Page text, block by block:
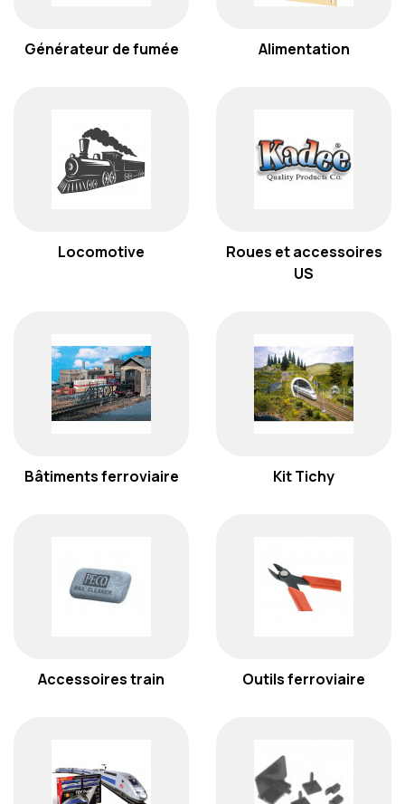
Générateur de fumée Alimentation
Locomotive
Roues et accessoires
US
Bâtiments ferroviaire Kit Tichy
Accessoires train Outils ferroviaire